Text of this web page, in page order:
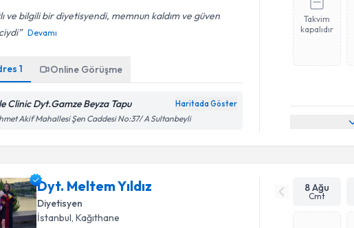
ve bilgili bir diyetisyendi, memnun kaldım ve güven
Devamı
1 Online Görüşme
Clinic Dyt.Gamze Beyza Tapu Haritada Göster
Akif Mahallesi Şen Caddesi No:37/ A Sultanbeyli
Takvim
kapalıdır
Dyt. Meltem Yıldız
Diyetisyen
İstanbul , Kağıthane
8 Ağu
Cmt